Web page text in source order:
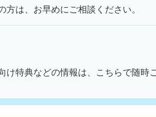
は、お早めにご相談ください。
特典などの情報は、こちらで随時